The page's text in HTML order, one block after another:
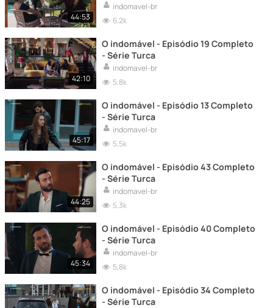
44:53
indomavel-br
6,2k
42:10
O indomável - Episódio 19 Completo
- Série Turca
indomavel-br
5,8k
45:17
O indomável - Episódio 13 Completo
- Série Turca
indomavel-br
5,5k
44:25
O indomável - Episódio 43 Completo
- Série Turca
indomavel-br
5,3k
45:34
O indomável - Episódio 40 Completo
- Série Turca
indomavel-br
5,8k
O indomável - Episódio 34 Completo
- Série Turca